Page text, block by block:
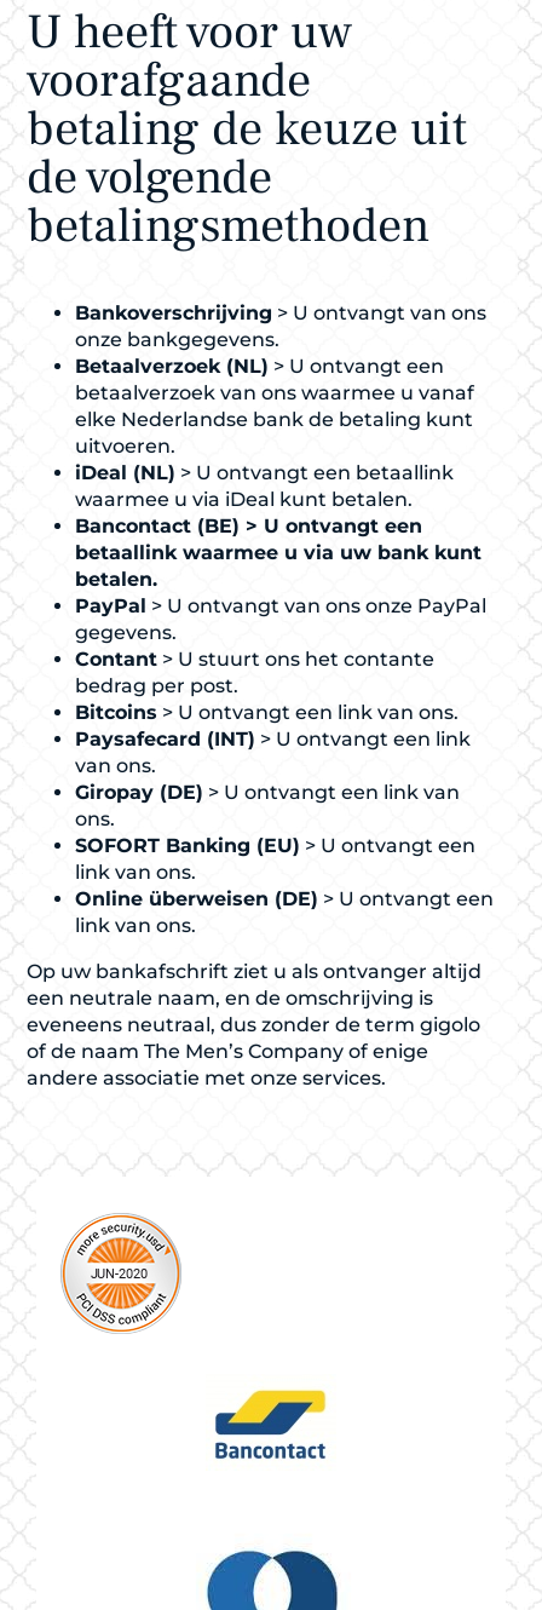
U heeft voor uw
voorafgaande
betaling de keuze uit
de volgende
betalingsmethoden
Bankoverschrijving > U ontvangt van ons
onze bankgegevens.
Betaalverzoek (NL) > U ontvangt een
betaalverzoek van ons waarmee u vanaf
elke Nederlandse bank de betaling kunt
uitvoeren.
iDeal (NL) > U ontvangt een betaallink
waarmee u via iDeal kunt betalen.
Bancontact (BE) > U ontvangt een
betaallink waarmee u via uw bank kunt
betalen.
PayPal > U ontvangt van ons onze PayPal
gegevens.
Contant > U stuurt ons het contante
bedrag per post.
Bitcoins > U ontvangt een link van ons.
Paysafecard (INT) > U ontvangt een link
van ons.
Giropay (DE) > U ontvangt een link van
ons.
SOFORT Banking (EU) > U ontvangt een
link van ons.
Online überweisen (DE) > U ontvangt een
link van ons.
Op uw bankafschrift ziet u als ontvanger altijd
een neutrale naam, en de omschrijving is
eveneens neutraal, dus zonder de term gigolo
of de naam The Men’s Company of enige
andere associatie met onze services.